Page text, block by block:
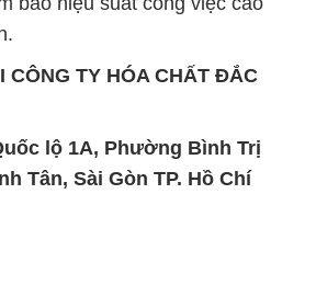
lộ 1A, Phường Bình Trị
Tân, Sài Gòn TP. Hồ Chí